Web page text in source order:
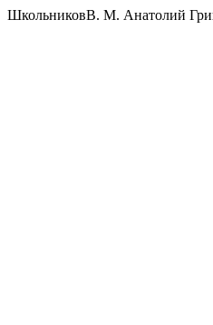
ШкольниковВ. М. Анатолий